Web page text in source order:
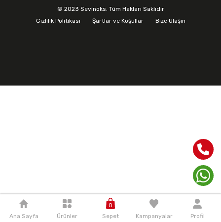
Ana Sayfa Ürünler
0
Sepet
Kampanyalar Profil
© 2023 Sevinoks. Tüm Hakları Saklıdır
Gizlilik Politikası
Şartlar ve Koşullar Bize Ulaşın